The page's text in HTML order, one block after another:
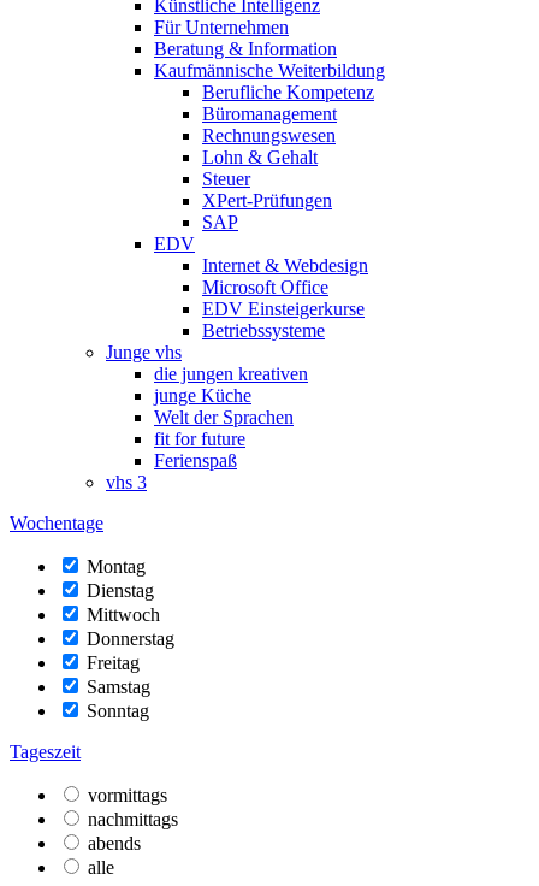
Künstliche Intelligenz
Für Unternehmen
Beratung & Information
Kaufmännische Weiterbildung
Berufliche Kompetenz
Büromanagement
Rechnungswesen
Lohn & Gehalt
Steuer
XPert-Prüfungen
SAP
EDV
Internet & Webdesign
Microsoft Office
EDV Einsteigerkurse
Betriebssysteme
Junge vhs
die jungen kreativen
junge Küche
Welt der Sprachen
fit for future
Ferienspaß
vhs 3
Wochentage
Montag
Dienstag
Mittwoch
Donnerstag
Freitag
Samstag
Sonntag
Tageszeit
vormittags
nachmittags
abends
alle